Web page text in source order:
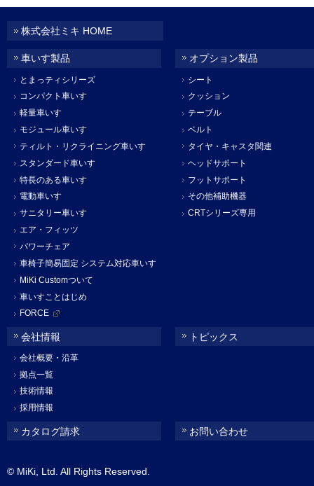
株式会社ミキ HOME
車いす製品
とまっティシリーズ
コンパクト車いす
軽量車いす
モジュール車いす
ティルト・リクライニング車いす
スタンダード車いす
特長のある車いす
電動車いす
サニタリー車いす
エア・フィッツ
パワーチェア
車椅子簡易固定 システム対応車いす
MiKi Customついて
車いすことはじめ
FORCE
オプション製品
シート
クッション
テーブル
ベルト
タイヤ・キャスタ関連
ヘッドサポート
フットサポート
その他補助機器
CRTシリーズ専用
会社情報
会社概要・沿革
拠点一覧
技術情報
採用情報
トピックス
カタログ請求 お問い合わせ
© MiKi, Ltd. All Rights Reserved.